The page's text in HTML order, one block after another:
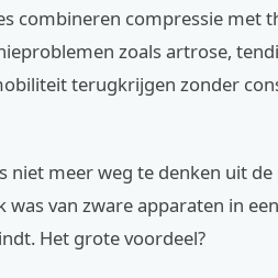
combineren compressie met
zoals artrose,
terugkrijgen zonder
niet meer weg te denken uit
van zware apparaten in
Het grote voordeel?